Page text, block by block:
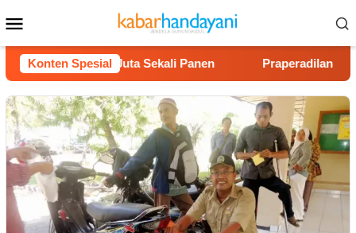
ke
kontenMobile
Konten Spesial
Rp40 Juta Sekali Panen Praperadilan Raudi